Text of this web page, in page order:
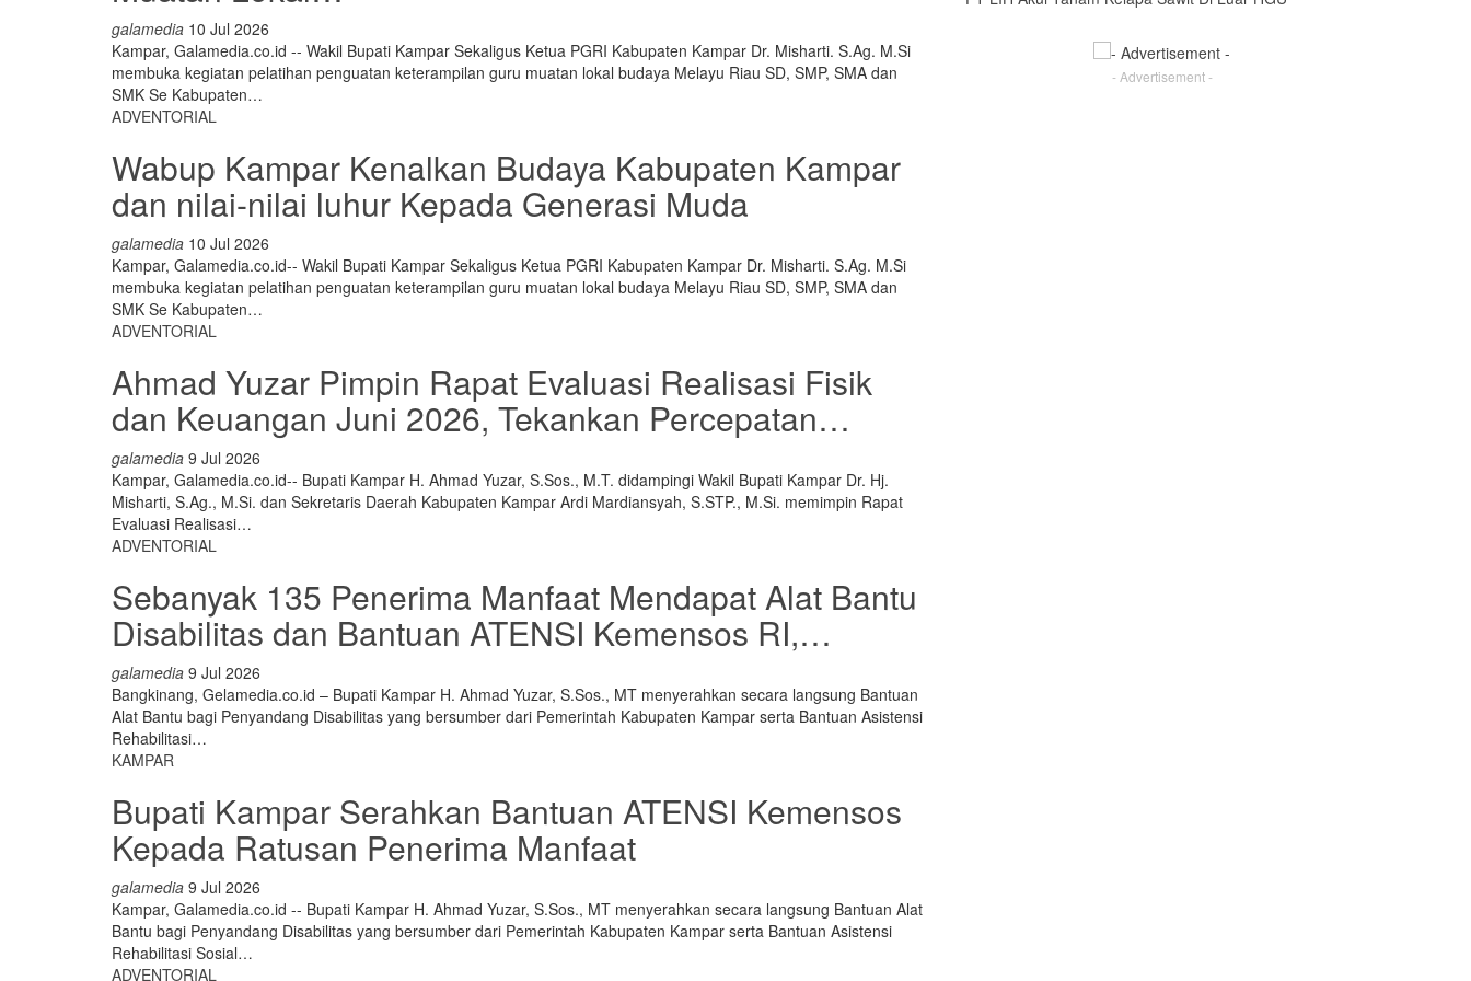
galamedia 10 Jul 2026
Kampar, Galamedia.co.id -- Wakil Bupati Kampar Sekaligus Ketua PGRI Kabupaten Kampar Dr. Misharti. S.Ag. M.Si
membuka kegiatan pelatihan penguatan keterampilan guru muatan lokal budaya Melayu Riau SD, SMP, SMA dan
SMK Se Kabupaten…
ADVENTORIAL
Wabup Kampar Kenalkan Budaya Kabupaten Kampar
dan nilai-nilai luhur Kepada Generasi Muda
galamedia 10 Jul 2026
Kampar, Galamedia.co.id-- Wakil Bupati Kampar Sekaligus Ketua PGRI Kabupaten Kampar Dr. Misharti. S.Ag. M.Si
membuka kegiatan pelatihan penguatan keterampilan guru muatan lokal budaya Melayu Riau SD, SMP, SMA dan
SMK Se Kabupaten…
ADVENTORIAL
Ahmad Yuzar Pimpin Rapat Evaluasi Realisasi Fisik
dan Keuangan Juni 2026, Tekankan Percepatan…
galamedia 9 Jul 2026
Kampar, Galamedia.co.id-- Bupati Kampar H. Ahmad Yuzar, S.Sos., M.T. didampingi Wakil Bupati Kampar Dr. Hj.
Misharti, S.Ag., M.Si. dan Sekretaris Daerah Kabupaten Kampar Ardi Mardiansyah, S.STP., M.Si. memimpin Rapat
Evaluasi Realisasi…
ADVENTORIAL
Sebanyak 135 Penerima Manfaat Mendapat Alat Bantu
Disabilitas dan Bantuan ATENSI Kemensos RI,…
galamedia 9 Jul 2026
Bangkinang, Gelamedia.co.id – Bupati Kampar H. Ahmad Yuzar, S.Sos., MT menyerahkan secara langsung Bantuan
Alat Bantu bagi Penyandang Disabilitas yang bersumber dari Pemerintah Kabupaten Kampar serta Bantuan Asistensi
Rehabilitasi…
KAMPAR
Bupati Kampar Serahkan Bantuan ATENSI Kemensos
Kepada Ratusan Penerima Manfaat
galamedia 9 Jul 2026
Kampar, Galamedia.co.id -- Bupati Kampar H. Ahmad Yuzar, S.Sos., MT menyerahkan secara langsung Bantuan Alat
Bantu bagi Penyandang Disabilitas yang bersumber dari Pemerintah Kabupaten Kampar serta Bantuan Asistensi
Rehabilitasi Sosial…
ADVENTORIAL
- Advertisement -